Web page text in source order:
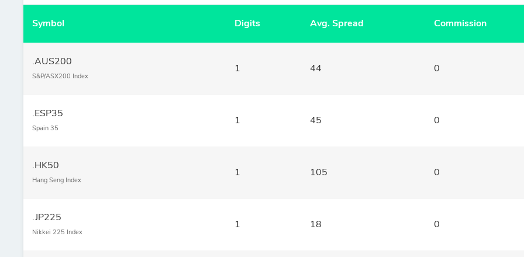
Symbol Digits Avg. Spread Commission
.AUS200
S&P/ASX200 Index
1 44 0
.ESP35
Spain 35
1 45 0
.HK50
Hang Seng Index
1 105 0
.JP225
Nikkei 225 Index
1 18 0